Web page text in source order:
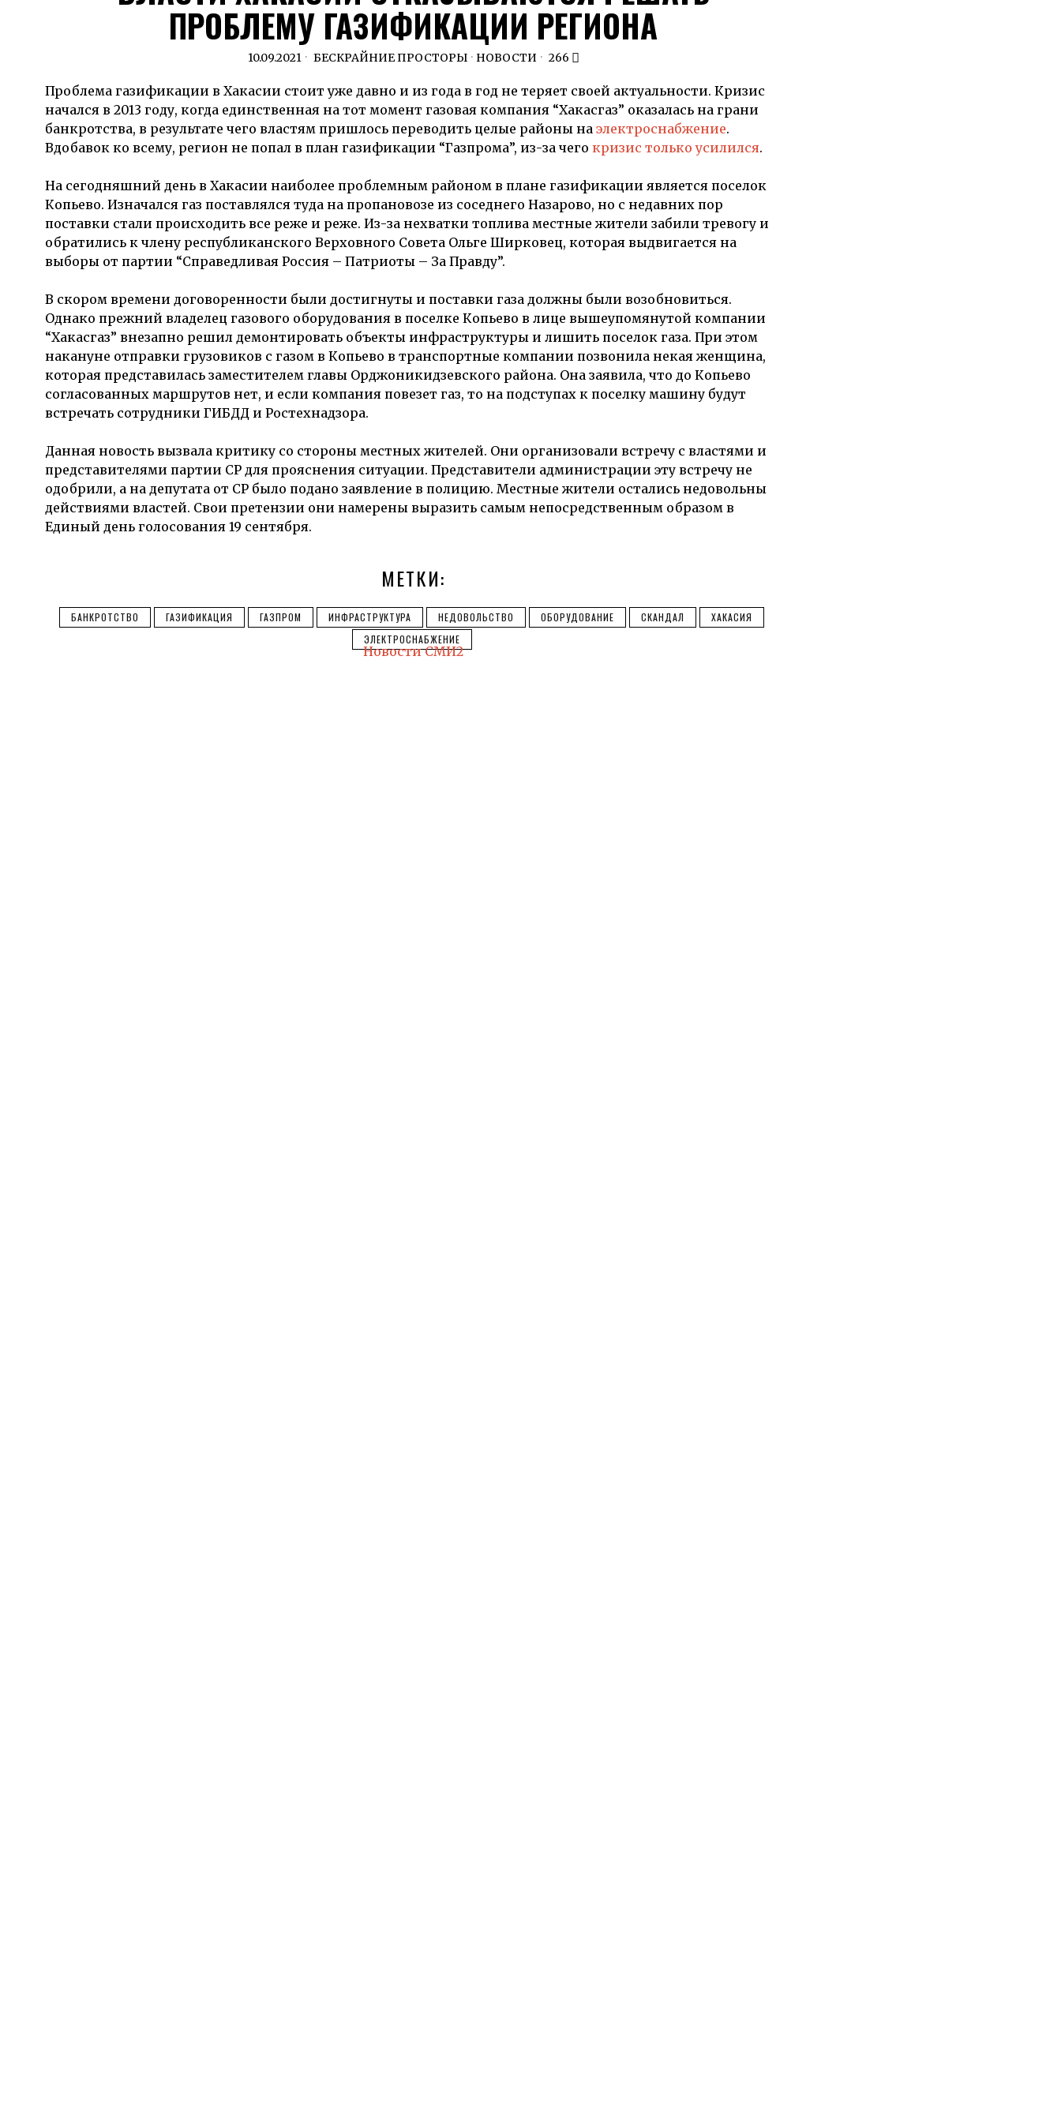
ПРОБЛЕМУ ГАЗИФИКАЦИИ РЕГИОНА
10.09.2021 БЕСКРАЙНИЕ ПРОСТОРЫ · НОВОСТИ 266
Проблема газификации в Хакасии стоит уже давно и из года в год не теряет своей актуальности. Кризис
начался в 2013 году, когда единственная на тот момент газовая компания “Хакасгаз” оказалась на грани
банкротства, в результате чего властям пришлось переводить целые районы на электроснабжение.
Вдобавок ко всему, регион не попал в план газификации “Газпрома”, из-за чего кризис только усилился.
На сегодняшний день в Хакасии наиболее проблемным районом в плане газификации является поселок
Копьево. Изначался газ поставлялся туда на пропановозе из соседнего Назарово, но с недавних пор
поставки стали происходить все реже и реже. Из-за нехватки топлива местные жители забили тревогу и
обратились к члену республиканского Верховного Совета Ольге Ширковец, которая выдвигается на
выборы от партии “Справедливая Россия – Патриоты – За Правду”.
В скором времени договоренности были достигнуты и поставки газа должны были возобновиться.
Однако прежний владелец газового оборудования в поселке Копьево в лице вышеупомянутой компании
“Хакасгаз” внезапно решил демонтировать объекты инфраструктуры и лишить поселок газа. При этом
накануне отправки грузовиков с газом в Копьево в транспортные компании позвонила некая женщина,
которая представилась заместителем главы Орджоникидзевского района. Она заявила, что до Копьево
согласованных маршрутов нет, и если компания повезет газ, то на подступах к поселку машину будут
встречать сотрудники ГИБДД и Ростехнадзора.
Данная новость вызвала критику со стороны местных жителей. Они организовали встречу с властями и
представителями партии СР для прояснения ситуации. Представители администрации эту встречу не
одобрили, а на депутата от СР было подано заявление в полицию. Местные жители остались недовольны
действиями властей. Свои претензии они намерены выразить самым непосредственным образом в
Единый день голосования 19 сентября.
МЕТКИ:
БАНКРОТСТВО ГАЗИФИКАЦИЯ ГАЗПРОМ ИНФРАСТРУКТУРА НЕДОВОЛЬСТВО ОБОРУДОВАНИЕ СКАНДАЛ
ХАКАСИЯ
ЭЛЕКТРОСНАБЖЕНИЕ
Новости СМИ2